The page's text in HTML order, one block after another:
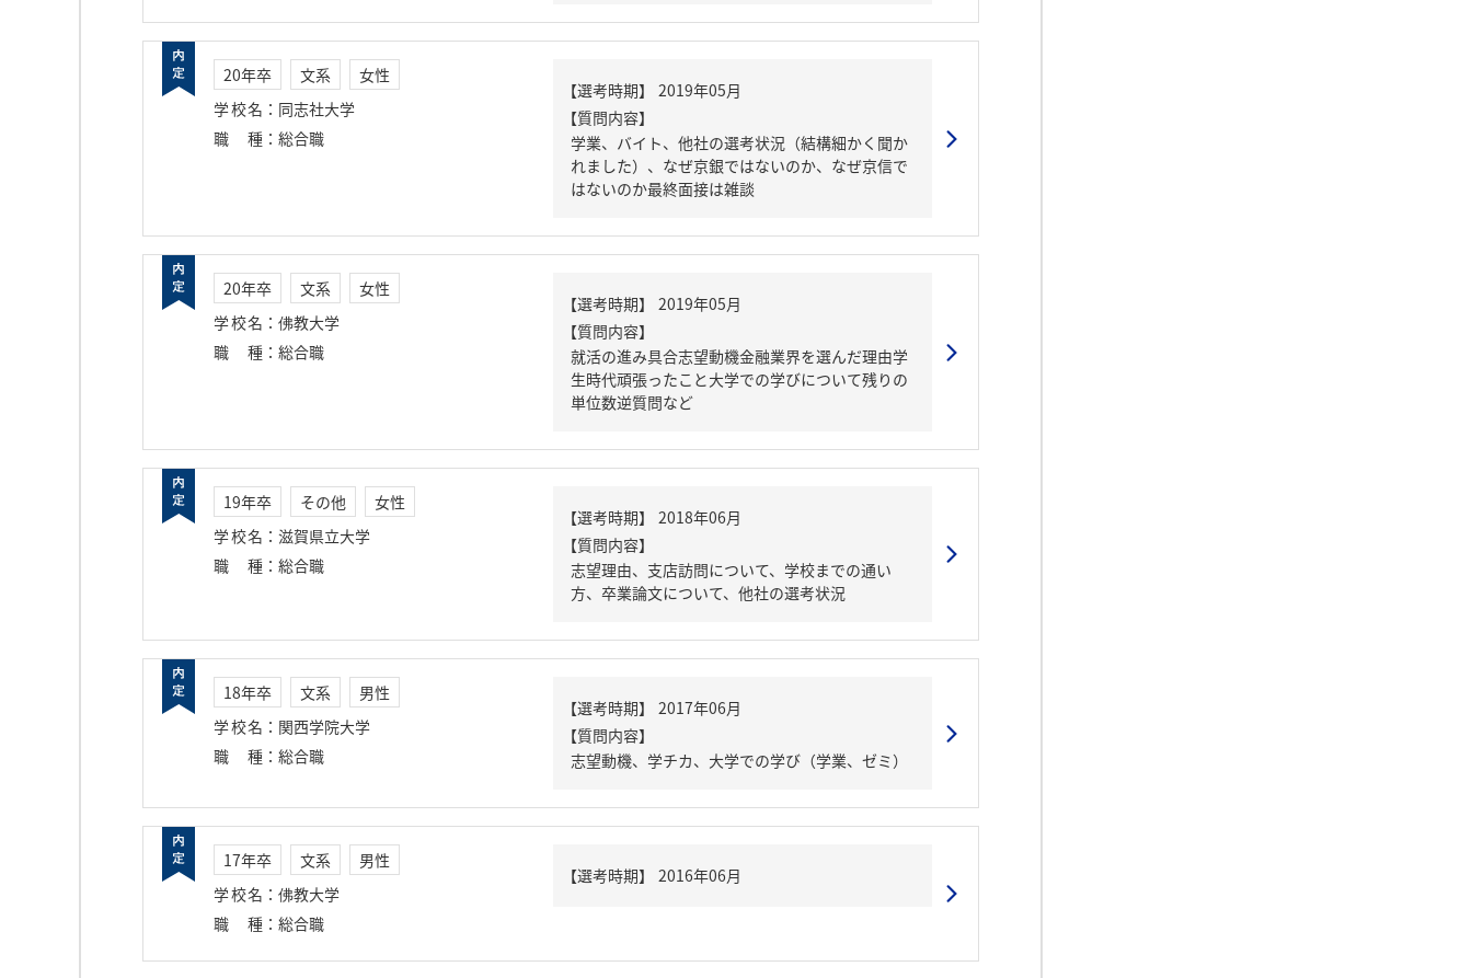
20年卒 文系
女性
学校名 ： 同志社大学
職種 ： 総合職
【質問内容】
学業、バイト、他社の選考状況（結構細かく聞か
れました）、なぜ京銀ではないのか、なぜ京信で
はないのか最終面接は雑談
20年卒 文系
女性
学校名 ： 佛教大学
職種 ： 総合職
【質問内容】
就活の進み具合志望動機金融業界を選んだ理由学
生時代頑張ったこと大学での学びについて残りの
単位数逆質問など
19年卒 その他
女性
学校名 ： 滋賀県立大学
職種 ： 総合職
【質問内容】
志望理由、支店訪問について、学校までの通い
方、卒業論文について、他社の選考状況
18年卒 文系
男性
学校名 ： 関西学院大学
職種 ： 総合職
【質問内容】
志望動機、学チカ、大学での学び（学業、ゼミ）
17年卒 文系
男性
学校名 ： 佛教大学
職種 ： 総合職